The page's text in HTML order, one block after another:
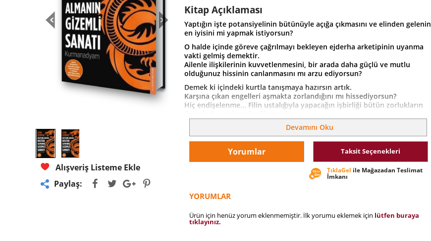
Alışveriş Listeme Ekle
Paylaş:
Kitap Açıklaması
Yaptığın işte potansiyelinin bütünüyle açığa çıkmasını ve elinden gelenin
en iyisini mi yapmak istiyorsun?
O halde içinde göreve çağrılmayı bekleyen ejderha arketipinin uyanma
vakti gelmiş demektir.
Ailenle ilişkilerinin kuvvetlenmesini, bir arada daha güçlü ve mutlu
olduğunuz hissinin canlanmasını mı arzu ediyorsun?
Demek ki içindeki kurtla tanışmaya hazırsın artık.
Karşına çıkan engelleri aşmakta zorlandığını mı hissediyorsun?
Hiç endişelenme... Filin ustalığıyla yapacağın işbirliği bütün zorlukların
Sınırları aşmak istiyorsun ama kanatlarının büyüklüğünden emin değil
misin?
yapsın. Birlikte sınırları aşmanız çok daha keyifli olacaktır.
Kazandığının bereketi mi olsun istiyorsun?
Artık karıncanın gücüyle tanışmalısın demektir.
düşünüyorsun?
kadar güçlüdür.
Bir atla yol arkadaşlığı kurmak için en doğu zamandasındır.
Devamını Oku
Yorumlar Taksit Seçenekleri
TıklaGel ile Mağazadan Teslimat
İmkanı
YORUMLAR
Ürün için henüz yorum eklenmemiştir. İlk yorumu eklemek için lütfen buraya
tıklayınız.